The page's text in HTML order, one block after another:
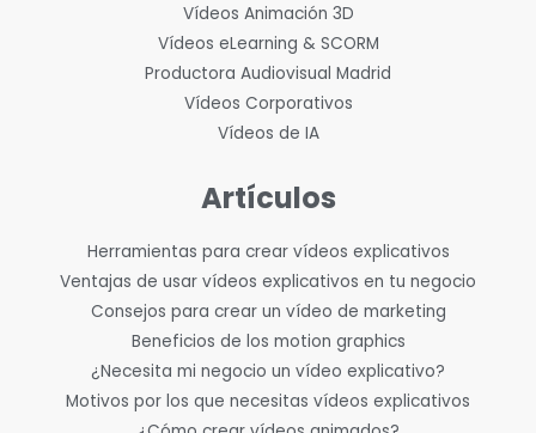
Vídeos Animación 3D
Vídeos eLearning & SCORM
Productora Audiovisual Madrid
Vídeos Corporativos
Vídeos de IA
Artículos
Herramientas para crear vídeos explicativos
Ventajas de usar vídeos explicativos en tu negocio
Consejos para crear un vídeo de marketing
Beneficios de los motion graphics
¿Necesita mi negocio un vídeo explicativo?
Motivos por los que necesitas vídeos explicativos